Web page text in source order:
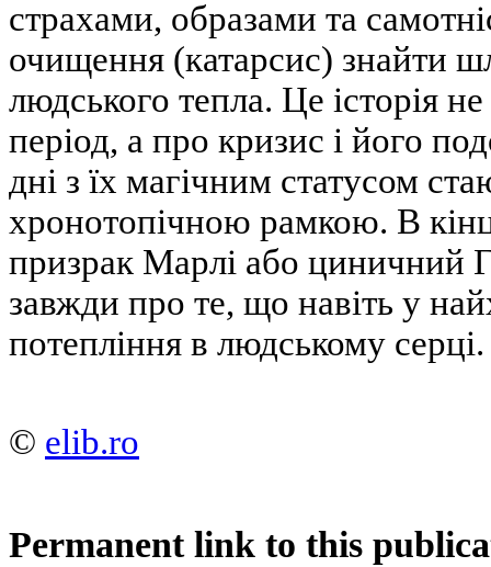
страхами, образами та
очищення (катарсис) знайти
людського тепла. Це історія
період, а про кризис і його
дні з їх магічним статусом
хронотопічною рамкою. В
призрак Марлі або циничний
завжди про те, що навіть у
потепління в людському серці.
© elib.ro
Permanent link to this